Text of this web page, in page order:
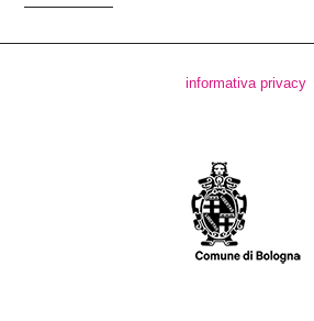
informativa privacy